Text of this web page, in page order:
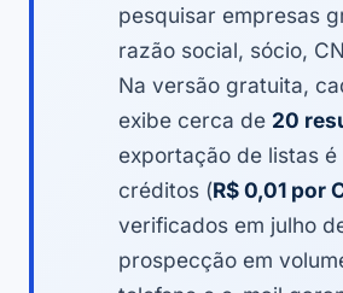
pesquisar empresas
razão social, sócio,
Na versão gratuita,
exibe cerca de 20
exportação de listas
créditos (R$ 0,01 por
verificados em julho
prospecção em